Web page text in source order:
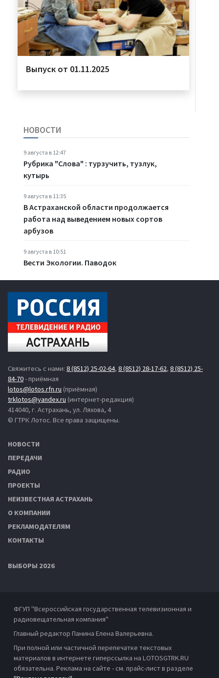
Выпуск от 01.11.2025
НОВОСТИ
9 августа в 12:47
Рубрика "Слова" : турзучить, тузлук,
кутырь
9 августа в 11:35
В Астраханской области продолжается
работа над выведением новых сортов
арбузов
9 августа в 10:51
Вести Экологии. Паводок
Свяжитесь с нами: 8 (8512) 25-02-64, 8 (8512) 28-17-62, 8 (8512) 25-
84-70- приёмная
lotos@lotos.rfn.ru (приёмная)
trklotos@yandex.ru (интернет-редакция)
414040, г. Астрахань, ул. Ляхова, 4
© ГТРК Лотос. Все права защищены.
НОВОСТИ
ПЕРЕДАЧИ
РАДИО
ПРОЕКТЫ
НЕИЗВЕСТНАЯ АСТРАХАНЬ
О КОМПАНИИ
РЕКЛАМОДАТЕЛЯМ
КОНТАКТЫ
ВЫБОРЫ 2026
ФГУП "Всероссийская государственная телевизионная и
радиовещательная компания"
Главный редактор Панина Елена Валерьевна.
При полной или частичной перепечатке текстовых
материалов в интернете гиперссылка на LOTOSGTRK.RU
обязательна. Реклама на сайте - см. прайс-лист в разделе